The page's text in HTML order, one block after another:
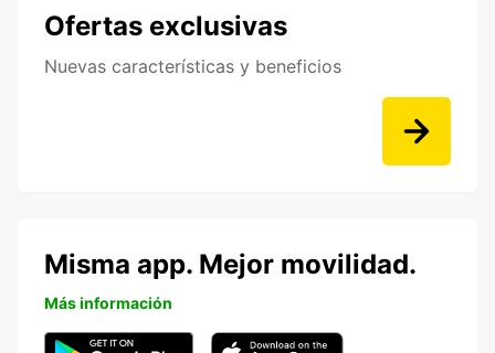
Ofertas exclusivas
Nuevas características y beneficios
Misma app. Mejor movilidad.
Más información